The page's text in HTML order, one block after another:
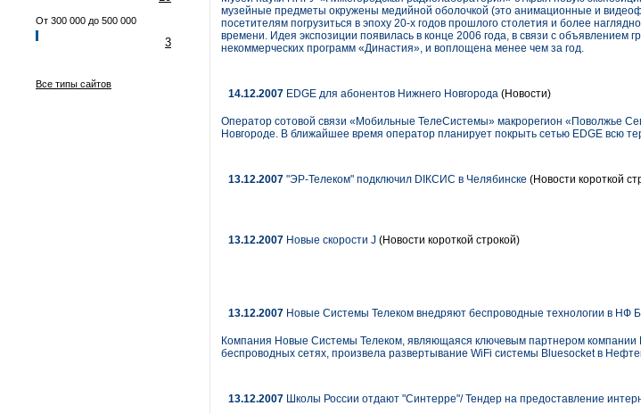
От 300 000 до 500 000
3
Все типы сайтов
музейные предметы окружены медийной оболочкой (это анимационные и
посетителям погрузиться в эпоху 20-х годов прошлого столетия и более
времени. Идея экспозиции появилась в конце 2006 года, в связи с объявлением
некоммерческих программ «Династия», и воплощена менее чем за год.
14.12.2007 EDGE для абонентов Нижнего Новгорода (Новости)
Оператор сотовой связи «Мобильные ТелеСистемы» макрорегион «Поволжье
Новгороде. В ближайшее время оператор планирует покрыть сетью EDGE всю
13.12.2007 "ЭР-Телеком" подключил DIКСИС в Челябинске (Новости короткой
13.12.2007 Новые скорости J (Новости короткой строкой)
13.12.2007 Новые Системы Телеком внедряют беспроводные технологии в НФ
Компания Новые Системы Телеком, являющаяся ключевым партнером компании
беспроводных сетях, произвела развертывание WiFi системы Bluesocket в
13.12.2007 Школы России отдают "Синтерре"/ Тендер на предоставление